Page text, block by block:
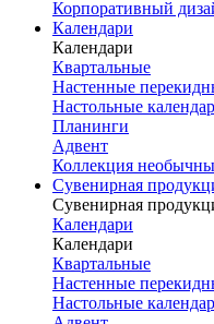
Корпоративный
Календари
Календари
Квартальные
Настенные
Настольные
Планинги
Адвент
Коллекция
Сувенирная
Сувенирная
Календари
Календари
Квартальные
Настенные
Настольные